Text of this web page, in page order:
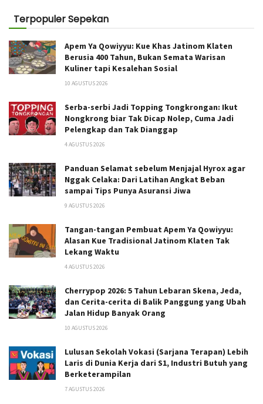
Terpopuler Sepekan
Apem Ya Qowiyyu: Kue Khas Jatinom Klaten
Berusia 400 Tahun, Bukan Semata Warisan
Kuliner tapi Kesalehan Sosial
10 AGUSTUS 2026
Serba-serbi Jadi Topping Tongkrongan: Ikut
Nongkrong biar Tak Dicap Nolep, Cuma Jadi
Pelengkap dan Tak Dianggap
4 AGUSTUS 2026
Panduan Selamat sebelum Menjajal Hyrox agar
Nggak Celaka: Dari Latihan Angkat Beban
sampai Tips Punya Asuransi Jiwa
9 AGUSTUS 2026
Tangan-tangan Pembuat Apem Ya Qowiyyu:
Alasan Kue Tradisional Jatinom Klaten Tak
Lekang Waktu
4 AGUSTUS 2026
Cherrypop 2026: 5 Tahun Lebaran Skena, Jeda,
dan Cerita-cerita di Balik Panggung yang Ubah
Jalan Hidup Banyak Orang
10 AGUSTUS 2026
Lulusan Sekolah Vokasi (Sarjana Terapan) Lebih
Laris di Dunia Kerja dari S1, Industri Butuh yang
Berketerampilan
7 AGUSTUS 2026